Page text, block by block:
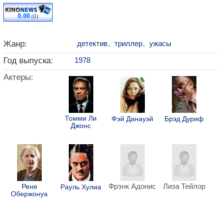
0.00 (0)
Жанр: детектив, триллер, ужасы
Год выпуска: 1978
Актеры:
Томми Ли
Джонс
Фэй Данауэй Брэд Дуриф
Рене
Обержонуа
Рауль Хулиа Фрэнк Адонис Лиза Тейлор